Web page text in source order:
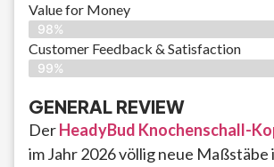
Value for Money
98%
Customer Feedback & Satisfaction​
99%
GENERAL REVIEW
DerHeadyBud Knochenschall-
im Jahr 2026 völlig neue Maßstäbe